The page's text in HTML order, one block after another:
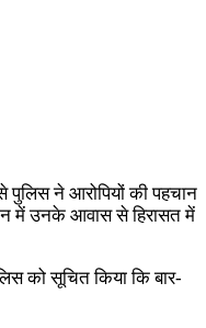
ने आरोपियों की पहचान
में उनके आवास से हिरासत में
को सूचित किया कि बार-